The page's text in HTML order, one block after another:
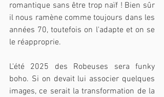
romantique sans être trop naïf ! Bien sûr
il nous ramène comme toujours dans les
années 70, toutefois on l'adapte et on se
le réapproprie.
L'été 2025 des Robeuses sera funky
boho. Si on devait lui associer quelques
images, ce serait la transformation de la